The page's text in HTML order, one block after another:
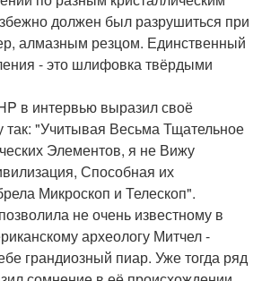
должен был разрушиться при
алмазным резцом. Единственный
- это шлифовка твёрдыми
в интервью выразил своё
так: "Учитывая Весьма Тщательное
Элементов, я не Вижу
Способная их
Микроскоп и Телескоп".
не очень известному в
археологу Митчел -
грандиозный пиар. Уже тогда ряд